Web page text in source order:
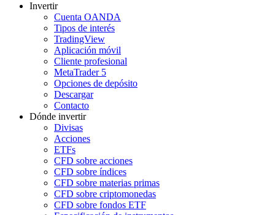
Invertir
Cuenta OANDA
Tipos de interés
TradingView
Aplicación móvil
Cliente profesional
MetaTrader 5
Opciones de depósito
Descargar
Contacto
Dónde invertir
Divisas
Acciones
ETFs
CFD sobre acciones
CFD sobre índices
CFD sobre materias primas
CFD sobre criptomonedas
CFD sobre fondos ETF